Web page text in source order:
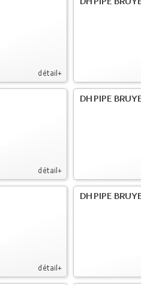
détail+
DH PIPE
détail+
DH PIPE
détail+
DH PIPE